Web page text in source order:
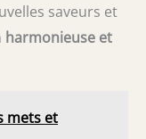
saveurs et
harmonieuse et
mets et